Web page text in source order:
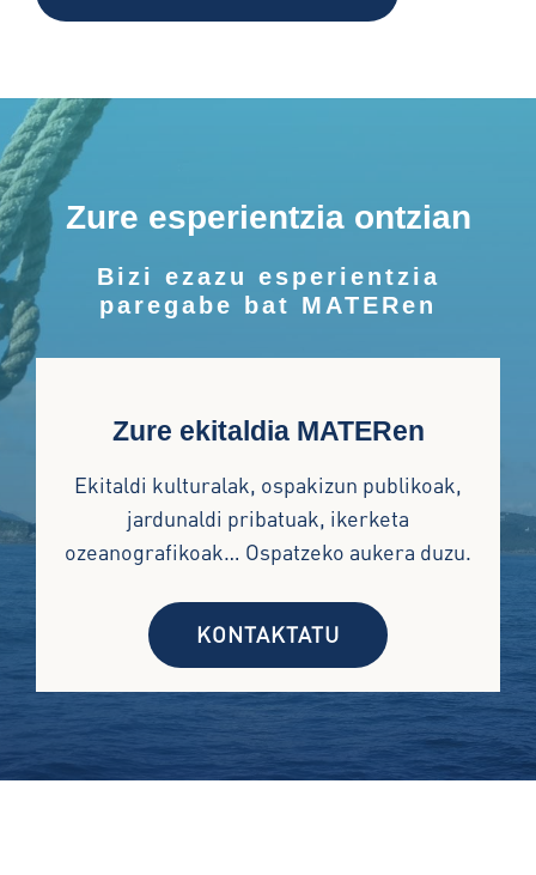
Zure esperientzia ontzian
Bizi ezazu esperientzia
paregabe bat MATERen
Zure ekitaldia MATERen
Ekitaldi kulturalak, ospakizun publikoak,
jardunaldi pribatuak, ikerketa
ozeanografikoak… Ospatzeko aukera duzu.
KONTAKTATU